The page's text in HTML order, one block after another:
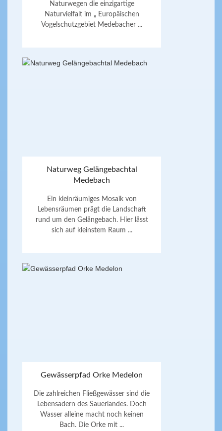
Naturwegen die einzigartige
Naturvielfalt im „ Europäischen
Vogelschutzgebiet Medebacher ...
Naturweg Gelängebachtal
Medebach
Ein kleinräumiges Mosaik von
Lebensräumen prägt die Landschaft
rund um den Gelängebach. Hier lässt
sich auf kleinstem Raum ...
Gewässerpfad Orke Medelon
Die zahlreichen Fließgewässer sind die
Lebensadern des Sauerlandes. Doch
Wasser alleine macht noch keinen
Bach. Die Orke mit ...